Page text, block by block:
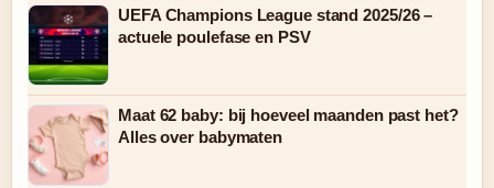
UEFA Champions League stand 2025/26 –
actuele poulefase en PSV
Maat 62 baby: bij hoeveel maanden past het?
Alles over babymaten